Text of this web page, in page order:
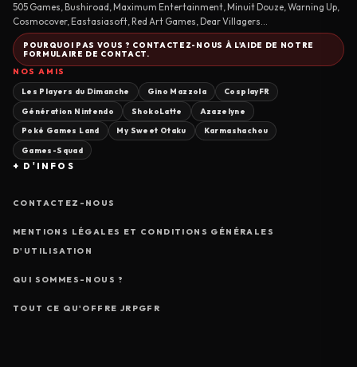
505 Games, Bushiroad, Maximum Entertainment, Minuit Douze, Warning Up,
Cosmocover, Eastasiasoft, Red Art Games, Dear Villagers...
POURQUOI PAS VOUS ? CONTACTEZ-NOUS À L'AIDE DE NOTRE
FORMULAIRE DE CONTACT.
NOS AMIS
Les Players du Dimanche Gino Mazzola CosplayFR
Génération Nintendo ShokoLatte Azazelyne
Poké Games Land My Sweet Otaku Karmashachou
Games-Squad
+ D'INFOS
CONTACTEZ-NOUS
MENTIONS LÉGALES ET CONDITIONS GÉNÉRALES
D'UTILISATION
QUI SOMMES-NOUS ?
TOUT CE QU'OFFRE JRPGFR